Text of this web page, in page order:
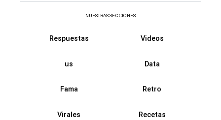
NUESTRAS SECCIONES
Respuestas Videos
us Data
Fama Retro
Virales Recetas